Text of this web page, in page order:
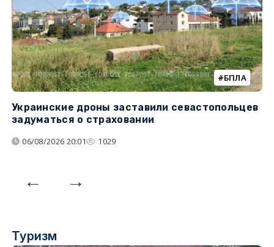
БПЛА
Украинские дроны заставили севастопольцев
задуматься о страховании
06/08/2026 20:01 1029
Туризм